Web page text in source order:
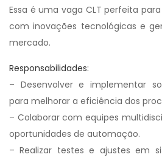
Essa é uma vaga CLT perfeita
com inovações tecnológicas e
mercado.
Responsabilidades:
– Desenvolver e implementar
para melhorar a eficiência dos
– Colaborar com equipes
oportunidades de automação.
– Realizar testes e ajustes em